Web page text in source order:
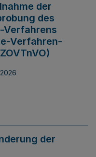
der
des
Verfahrens
Verfahren-
der